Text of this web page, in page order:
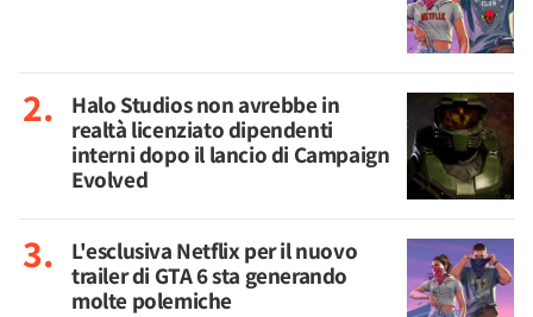
Halo Studios non avrebbe in
realtà licenziato dipendenti
interni dopo il lancio di Campaign
Evolved
L'esclusiva Netflix per il nuovo
trailer di GTA 6 sta generando
molte polemiche